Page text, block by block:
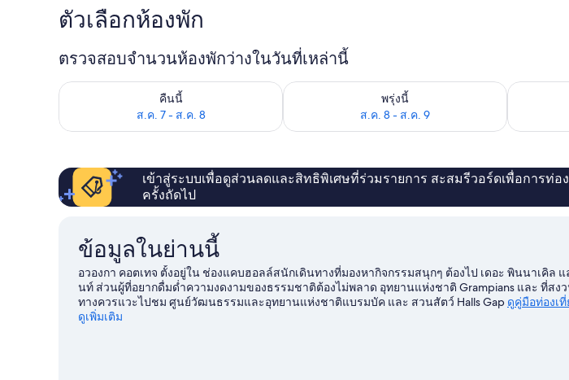
ตัวเลือกห้องพัก
ตรวจสอบจำนวนห้องพักว่างในวันที่เหล่านี้
คืนนี้
ส.ค. 7 - ส.ค. 8
ตรวจสอบจำนวนห้องพักว่างในคืนนี้ ส.ค. 7 - ส.ค. 8
พรุ่งนี้
ส.ค. 8 - ส.ค. 9
ตรวจสอบจำนวนห้องพักว่างในพรุ่งนี้ ส.ค. 8 - ส.ค. 9
ตรวจสอบ
เข้าสู่ระบบเพื่อดูส่วนลดและสิทธิพิเศษที่ร่วมรายการ สะสมรีวอร์ดเพื่อการท่อง
ครั้งถัดไป
ข้อมูลในย่านนี้
อวองกา คอตเทจ ตั้งอยู่ใน ช่องแคบฮอลล์สนักเดินทางที่มองหากิจกรรมสนุกๆ ต้องไป เดอะ พินนาเคิล
นท์ ส่วนผู้ที่อยากดื่มด่ำความงดงามของธรรมชาติต้องไม่พลาด อุทยานแห่งชาติ Grampians และ ที่สง
ทางควรแวะไปชม ศูนย์วัฒนธรรมและอุทยานแห่งชาติแบรมบัค และ สวนสัตว์ Halls Gap ดูคู่มือท่องเ
ดูเพิ่มเติม